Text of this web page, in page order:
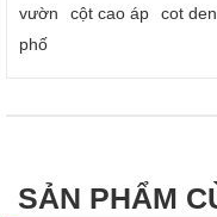
vườn
cột cao áp cot
phố
SẢN PHẨM